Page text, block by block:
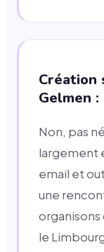
Gelmen
Non, pas
largement
email et
une
organisons
le